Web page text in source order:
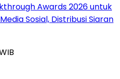
Awards 2026 untuk
Sosial, Distribusi Siaran